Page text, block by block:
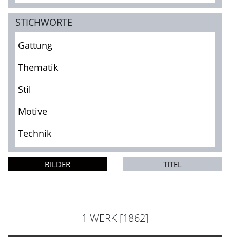
STICHWORTE
Gattung
Thematik
Stil
Motive
Technik
BILDER TITEL
1 WERK [1862]